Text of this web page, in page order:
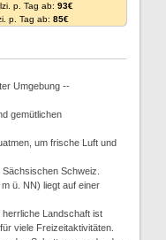
p. Tag ab: 93€
p. Tag ab: 85€
Umgebung --
gemütlichen
um frische Luft und
Schweiz.
ü. NN) liegt auf einer
Landschaft ist
viele Freizeitaktivitäten.